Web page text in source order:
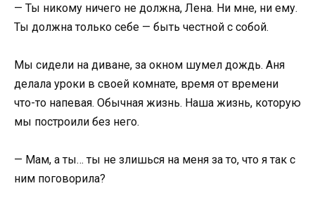
— Ты никому ничего не должна, Лена. Ни мне, ни ему.
Ты должна только себе — быть честной с собой.
Мы сидели на диване, за окном шумел дождь. Аня
делала уроки в своей комнате, время от времени
что-то напевая. Обычная жизнь. Наша жизнь, которую
мы построили без него.
— Мам, а ты… ты не злишься на меня за то, что я так с
ним поговорила?